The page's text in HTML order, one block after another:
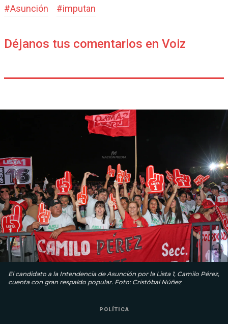
#Asunción #imputan
Déjanos tus comentarios en Voiz
El candidato a la Intendencia de Asunción por la Lista 1, Camilo Pérez,
cuenta con gran respaldo popular. Foto: Cristóbal Núñez
POLÍTICA